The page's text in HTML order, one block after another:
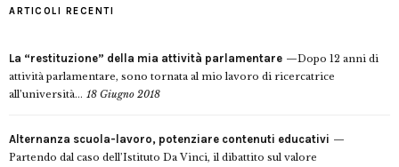
ARTICOLI RECENTI
La “restituzione” della mia attività parlamentare
Dopo 12 anni di
attività parlamentare, sono tornata al mio lavoro di ricercatrice
all’università... 18 Giugno 2018
Alternanza scuola-lavoro, potenziare contenuti educativi
Partendo dal caso dell’Istituto Da Vinci, il dibattito sul valore